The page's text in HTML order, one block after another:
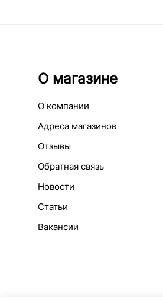
О магазине
О компании
Адреса магазинов
Отзывы
Обратная связь
Новости
Статьи
Вакансии